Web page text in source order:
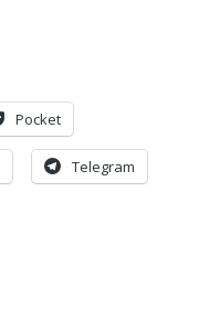
Pocket
Telegram